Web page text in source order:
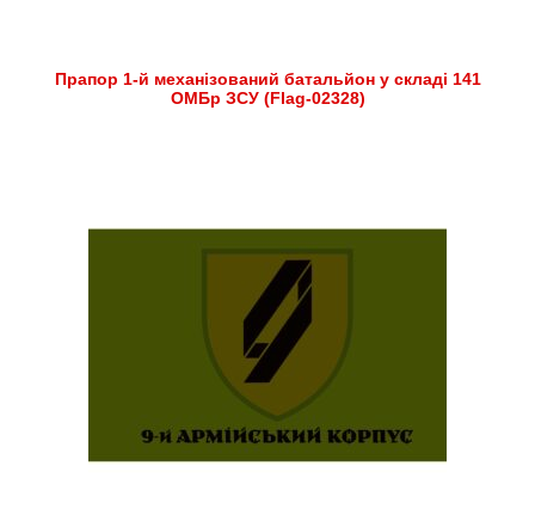
Прапор 1-й механізований батальйон у складі 141
ОМБр ЗСУ (Flag-02328)